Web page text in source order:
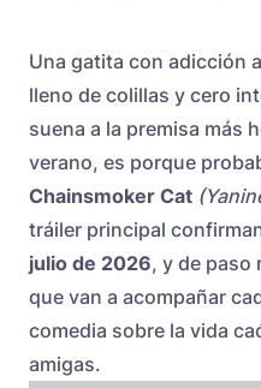
Una gatita con adicción
lleno de colillas y cero
suena a la premisa más
verano, es porque
Chainsmoker Cat
tráiler principal
julio de 2026, y de paso
que van a acompañar
comedia sobre la vida
amigas.